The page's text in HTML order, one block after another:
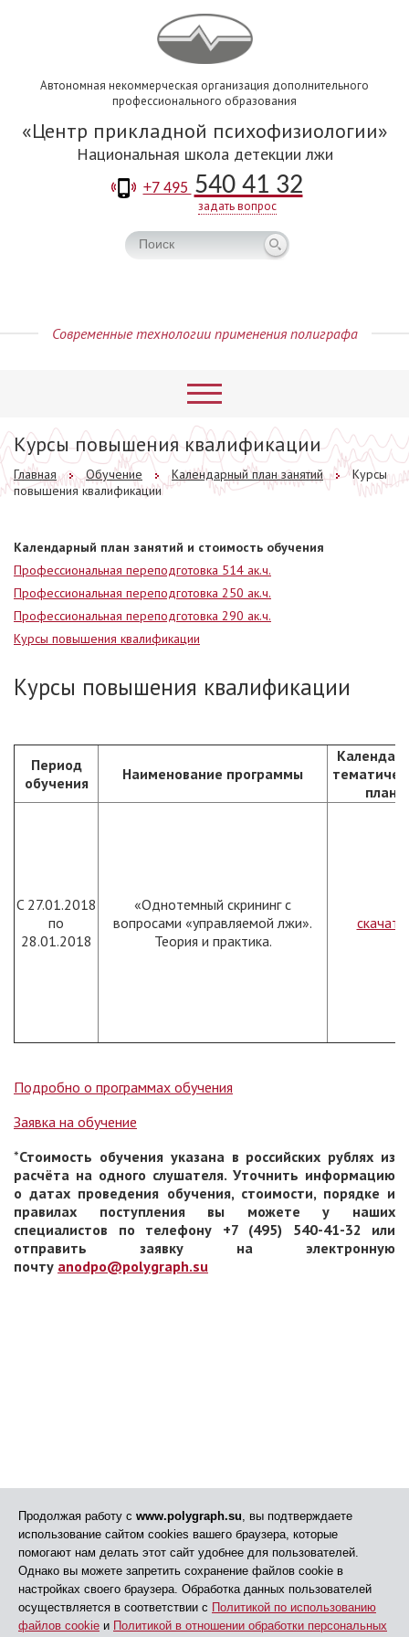
+7 495 540 41 32
задать вопрос
Автономная некоммерческая организация дополнительного
профессионального образования
Центр прикладной психофизиологии
Национальная школа детекции лжи
Современные технологии применения полиграфа
Курсы повышения квалификации
Главная Обучение Календарный план занятий
Курсы
повышения квалификации
Календарный план занятий и стоимость обучения
Профессиональная переподготовка 514 ак.ч.
Профессиональная переподготовка 250 ак.ч.
Профессиональная переподготовка 290 ак.ч.
Курсы повышения квалификации
Курсы повышения квалификации
Период
обучения
Наименование программы
план
C 27.01.2018
по
28.01.2018
«Однотемный скрининг с
вопросами «управляемой лжи».
Теория и практика.
скачать
Подробно о программах обучения
Заявка на обучение
*Стоимость обучения указана в российских рублях из
расчёта на одного слушателя. Уточнить информацию
о датах проведения обучения, стоимости, порядке и
правилах поступления вы можете у наших
специалистов по телефону +7 (495) 540-41-32 или
отправить заявку на электронную
почту anodpo@polygraph.su
Продолжая работу с www.polygraph.su, вы подтверждаете
использование сайтом cookies вашего браузера, которые
помогают нам делать этот сайт удобнее для пользователей.
Однако вы можете запретить сохранение файлов cookie в
настройках своего браузера. Обработка данных пользователей
осуществляется в соответствии с Политикой по использованию
файлов cookie и Политикой в отношении обработки персональных